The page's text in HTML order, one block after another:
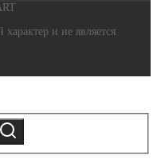
и не является
Поиск